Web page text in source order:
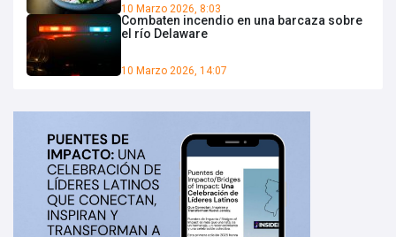
10 Marzo 2026, 8:03
Combaten incendio en una barcaza sobre
el río Delaware
10 Marzo 2026, 14:07